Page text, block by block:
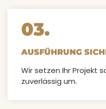
03.
AUSFÜHRUNG
Wir setzen Ihr Projekt
zuverlässig um.